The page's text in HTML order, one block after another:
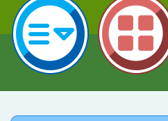
名 指導老
園市英語
指導老師
賀！本校
賽 劉文瑛
賀！本校